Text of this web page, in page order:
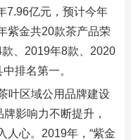
7.96亿元，预计今年
紫金共20款茶产品荣
、2019年8款、2020
排名第一。
叶区域公用品牌建设
影响力不断提升，
人心。2019年，“紫金